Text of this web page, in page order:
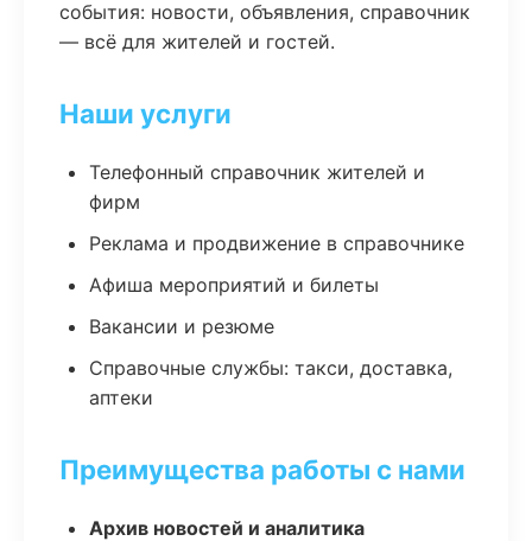
события: новости, объявления, справочник
— всё для жителей и гостей.
Наши услуги
Телефонный справочник жителей и
фирм
Реклама и продвижение в справочнике
Афиша мероприятий и билеты
Вакансии и резюме
Справочные службы: такси, доставка,
аптеки
Преимущества работы с нами
Архив новостей и аналитика